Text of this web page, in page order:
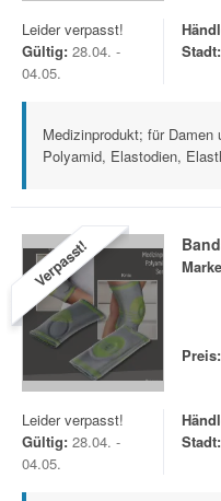
Leider verpasst!
Gültig: 28.04. -
04.05.
Stadt:
Medizinprodukt; für Damen
Polyamid, Elastodien,
Verpasst!
Preis:
Leider verpasst!
Gültig: 28.04. -
04.05.
Stadt: